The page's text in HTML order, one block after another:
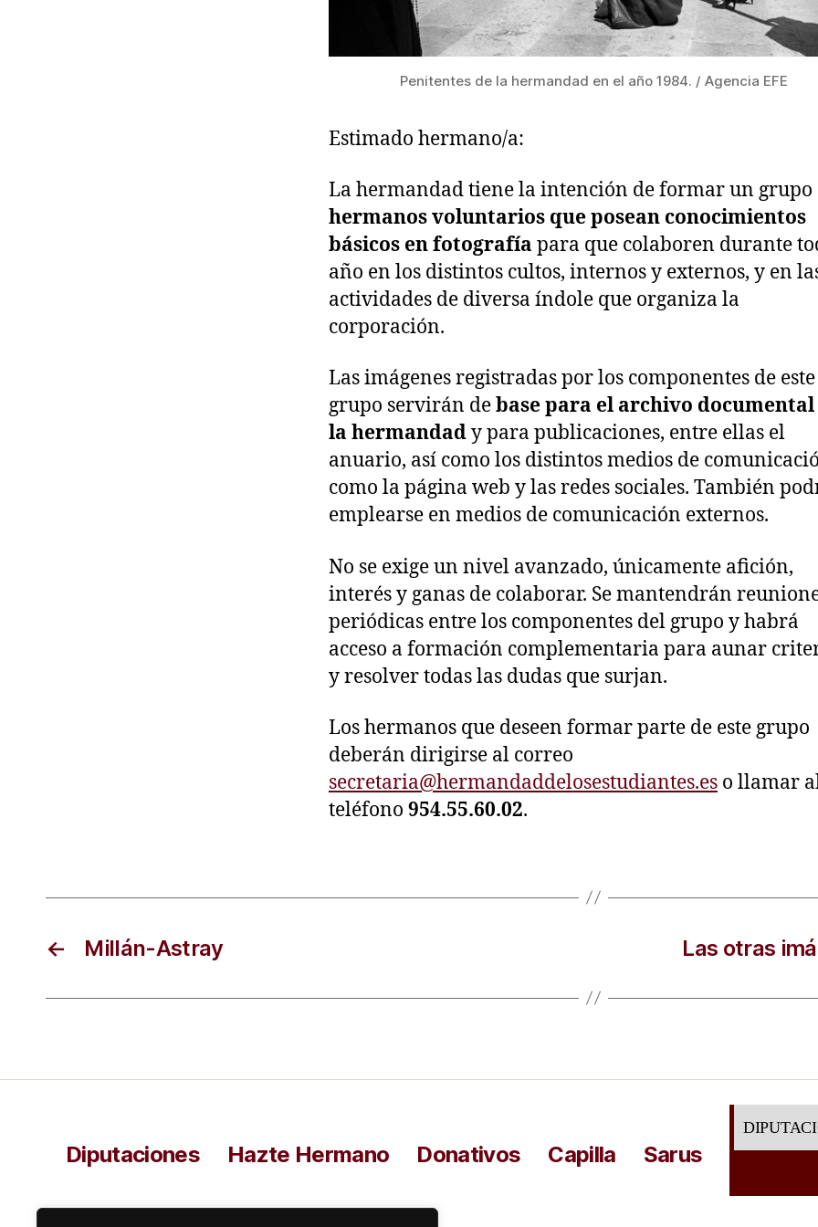
Penitentes de la hermandad en el año 1984. / Agencia EFE
Estimado hermano/a:
La hermandad tiene la intención de formar un grupo
hermanos voluntarios que posean conocimientos
básicos en fotografía para que colaboren durante
año en los distintos cultos, internos y externos, y en
actividades de diversa índole que organiza la
corporación.
Las imágenes registradas por los componentes de este
grupo servirán debase para el archivo documental
la hermandady para publicaciones, entre ellas el
anuario, así como los distintos medios de
como la página web y las redes sociales. También
emplearse en medios de comunicación externos.
No se exige un nivel avanzado, únicamente afición,
interés y ganas de colaborar. Se mantendrán
periódicas entre los componentes del grupo y habrá
acceso a formación complementaria para aunar
y resolver todas las dudas que surjan.
Los hermanos que deseen formar parte de este grupo
deberán dirigirse al correo
secretaria@hermandaddelosestudiantes.es o llamar
teléfono 954.55.60.02.
← Millán-Astray Las otras
Diputaciones Hazte Hermano Donativos Capilla Sarus